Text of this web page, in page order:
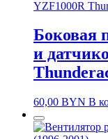
YZF1000R
Боковая
и
60,00 BYN В